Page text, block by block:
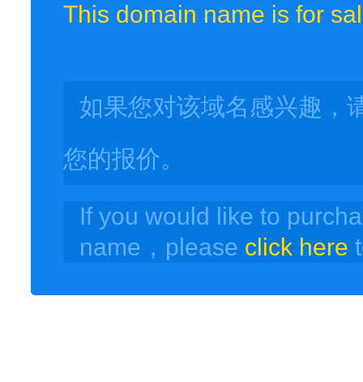
This domain name is for
如果您对该域名感兴趣，
您的报价。
If you would like to
name，please click here